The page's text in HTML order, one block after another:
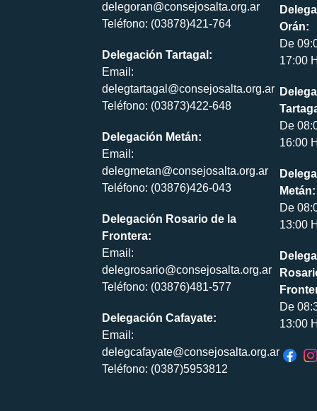
delegoran@consejosalta.org.ar
Teléfono: (03878)421-764
Delegación Tartagal:
Email:
delegtartagal@consejosalta.org.ar
Teléfono: (03873)422-648
Delegación Metán:
Email:
delegmetan@consejosalta.org.ar
Teléfono: (03876)426-043
Delegación Rosario de la
Frontera:
Email:
delegrosario@consejosalta.org.ar
Teléfono: (03876)481-577
Delegación Cafayate:
Email:
delegcafayate@consejosalta.org.ar
Teléfono: (0387)5953812
Orán:
De
17:00
De
16:00
Metán:
De
13:00
De
13:00